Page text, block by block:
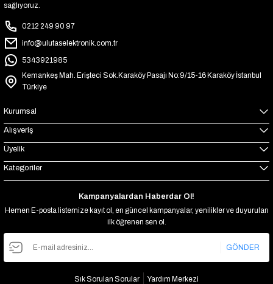
sağlıyoruz.
0212 249 90 97
info@ulutaselektronik.com.tr
5343921985
Kemankeş Mah. Erişteci Sok.Karaköy Pasajı No:9/15-16 Karaköy İstanbul
Türkiye
Kurumsal
Alışveriş
Üyelik
Kategoriler
Kampanyalardan Haberdar Ol!
Hemen E-posta listemize kayıt ol, en güncel kampanyalar, yenilikler ve duyuruları
ilk öğrenen sen ol.
GÖNDER
Sık Sorulan Sorular Yardım Merkezi